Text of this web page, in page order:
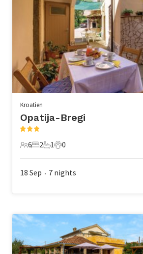
Kroatien
Opatija-Bregi
6 Gäste
6
2 Schlafzimmer
2
1 Badezimmer
1
0 Haustiere
0
18 Sep • 7 nights